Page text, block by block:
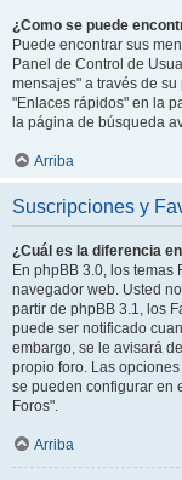
¿Como se puede
Puede encontrar sus
Panel de Control de
mensajes" a través de
"Enlaces rápidos" en la
la página de búsqueda
Arriba
Suscripciones y
¿Cuál es la diferencia
En phpBB 3.0, los temas
navegador web. Usted
partir de phpBB 3.1, los
puede ser notificado
embargo, se le avisará
propio foro. Las
se pueden configurar en
Foros".
Arriba